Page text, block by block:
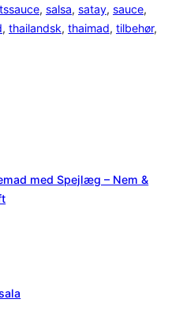
, salsa, satay, sauce
, thailandsk, thaimad, tilbehør
med Spejlæg – Nem &